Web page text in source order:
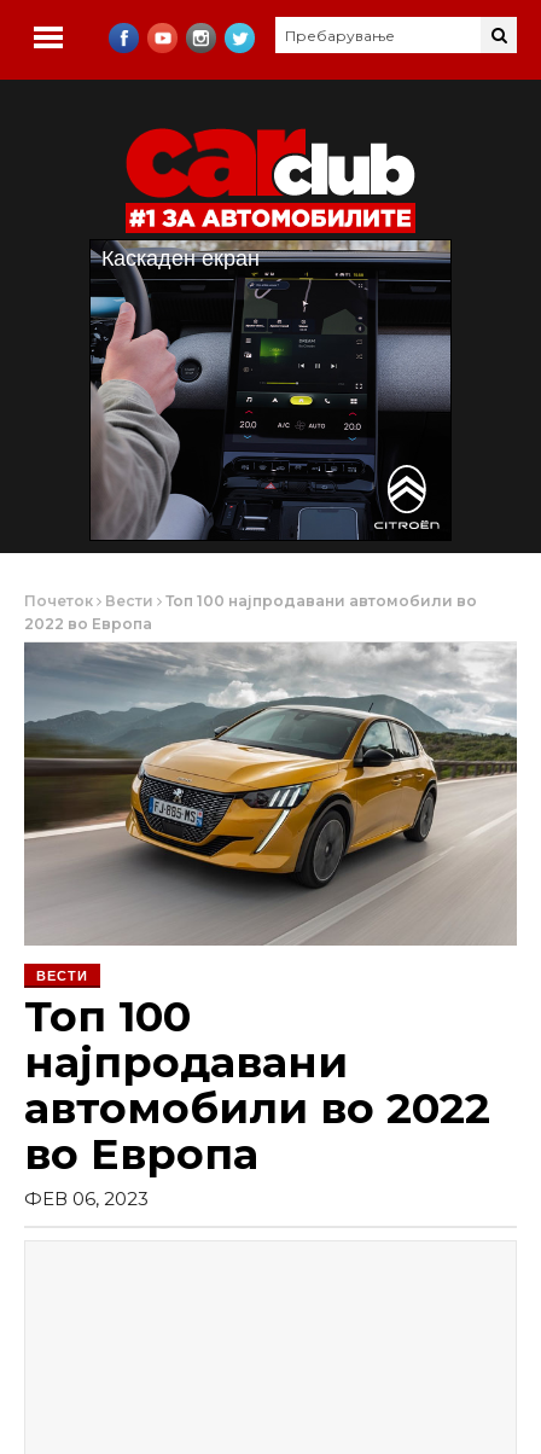
Почеток Вести
Топ 100 најпродавани автомобили во
2022 во Европа
ВЕСТИ
Топ 100
најпродавани
автомобили во 2022
во Европа
ФЕВ 06, 2023